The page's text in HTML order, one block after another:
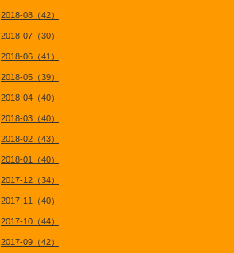
2018-08（42）
2018-07（30）
2018-06（41）
2018-05（39）
2018-04（40）
2018-03（40）
2018-02（43）
2018-01（40）
2017-12（34）
2017-11（40）
2017-10（44）
2017-09（42）